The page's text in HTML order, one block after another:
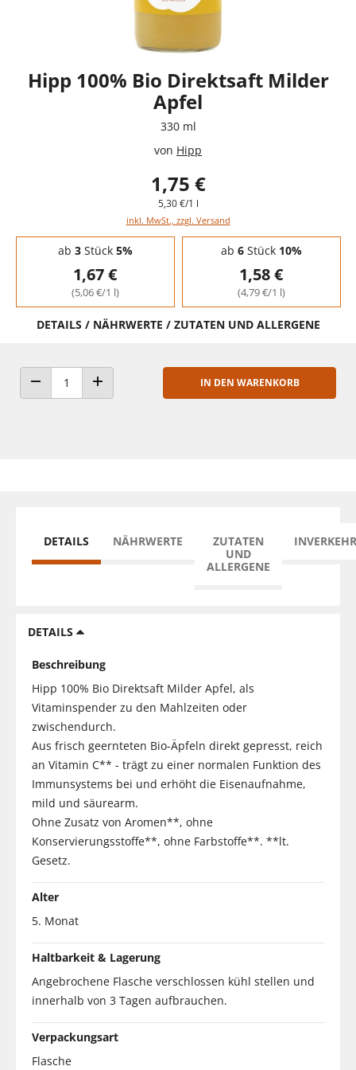
Hipp 100% Bio Direktsaft Milder
Apfel
330 ml
von Hipp
1,75 €
5,30 €/1 l
inkl. MwSt., zzgl. Versand
Staffelpreise - Mengenrabatt
ab 3Stück 5%
1,67 €
(5,06 €/1 l)
ab 6Stück 10%
1,58 €
(4,79 €/1 l)
DETAILS / NÄHRWERTE / ZUTATEN UND ALLERGENE
ANZAHL VERRINGERNANZAHL ERHÖHEN
IN DEN WARENKORB
DETAILS NÄHRWERTE
ZUTATEN
UND
ALLERGENE
DETAILS
Beschreibung
Hipp 100% Bio Direktsaft Milder Apfel, als
Vitaminspender zu den Mahlzeiten oder
zwischendurch.
Aus frisch geernteten Bio-Äpfeln direkt gepresst, reich
an Vitamin C** - trägt zu einer normalen Funktion des
Immunsystems bei und erhöht die Eisenaufnahme,
mild und säurearm.
Ohne Zusatz von Aromen**, ohne
Konservierungsstoffe**, ohne Farbstoffe**. **lt.
Gesetz.
Alter
5. Monat
Haltbarkeit & Lagerung
Angebrochene Flasche verschlossen kühl stellen und
innerhalb von 3 Tagen aufbrauchen.
Verpackungsart
Flasche